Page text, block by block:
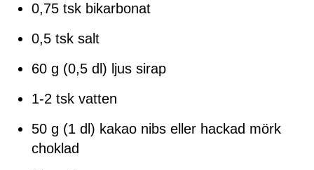
0,75 tsk bikarbonat
0,5 tsk salt
60 g (0,5 dl) ljus sirap
1-2 tsk vatten
50 g (1 dl) kakao nibs eller hackad mörk
choklad